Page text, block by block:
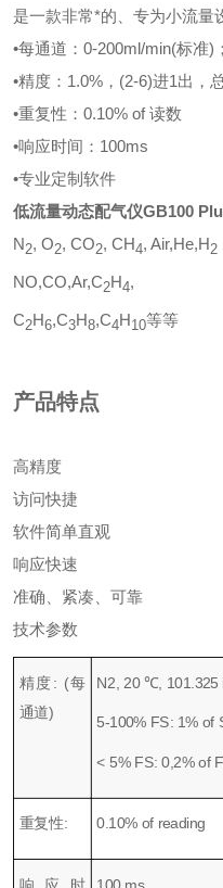
是一款非常*的、专为小流量
•每通道：0-200ml/min(标准)
•精度：1.0%，(2-6)进1出，
•重复性：0.10% of 读数
•响应时间：100ms
•专业定制软件
低流量动态配气仪GB100
N2, O2, CO2, CH4, Air,He,H2
NO,CO,Ar,C2H4,
C2H6,C3H8,C4H10等等
产品特点
高精度
访问快捷
软件简单直观
响应快速
准确、紧凑、可靠
技术参数
精度: (每
通道)
N2, 20 ℃, 101.325
5-100% FS: 1% of
< 5% FS: 0,2% of
重复性: 0.10% of reading
响应时 100 ms